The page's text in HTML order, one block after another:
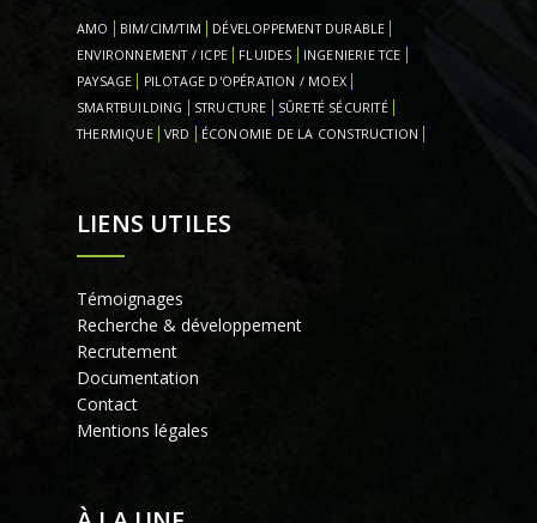
AMO BIM/CIM/TIM
DÉVELOPPEMENT DURABLE
ENVIRONNEMENT / ICPE
FLUIDES
INGENIERIE TCE
PAYSAGE
PILOTAGE D'OPÉRATION / MOEX
SMARTBUILDING
STRUCTURE
SÛRETÉ SÉCURITÉ
THERMIQUE
VRD ÉCONOMIE DE LA CONSTRUCTION
LIENS UTILES
Témoignages
Recherche & développement
Recrutement
Documentation
Contact
Mentions légales